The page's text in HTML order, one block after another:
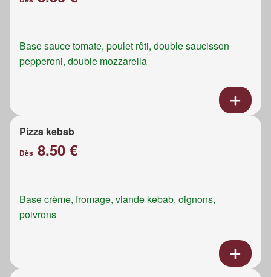
Base sauce tomate, poulet rôti, double saucisson
pepperoni, double mozzarella
Pizza kebab
Dès 8.50 €
Base crème, fromage, viande kebab, oignons,
poivrons